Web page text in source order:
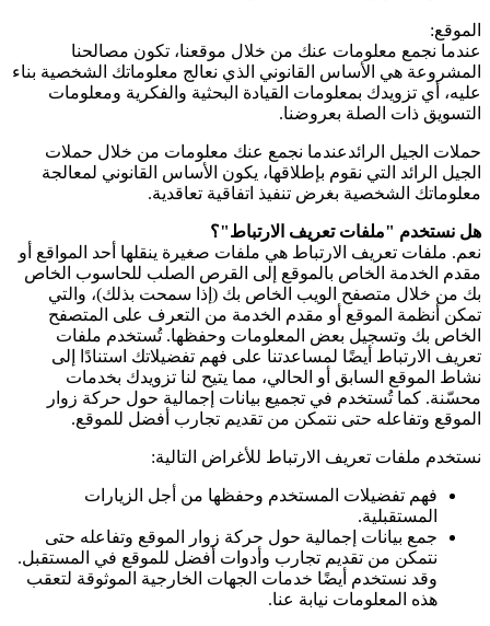
الموقع:
عندما نجمع معلومات عنك من خلال موقعنا، تكون مصالحنا
المشروعة هي الأساس القانوني الذي نعالج معلوماتك الشخصية بناء
عليه، أي تزويدك بمعلومات القيادة البحثية والفكرية ومعلومات
التسويق ذات الصلة بعروضنا.
حملات الجيل الرائدعندما نجمع عنك معلومات من خلال حملات
الجيل الرائد التي نقوم بإطلاقها، يكون الأساس القانوني لمعالجة
معلوماتك الشخصية بغرض تنفيذ اتفاقية تعاقدية.
هل نستخدم "ملفات تعريف الارتباط"؟
نعم. ملفات تعريف الارتباط هي ملفات صغيرة ينقلها أحد المواقع أو
مقدم الخدمة الخاص بالموقع إلى القرص الصلب للحاسوب الخاص
بك من خلال متصفح الويب الخاص بك (إذا سمحت بذلك)، والتي
تمكن أنظمة الموقع أو مقدم الخدمة من التعرف على المتصفح
الخاص بك وتسجيل بعض المعلومات وحفظها. تُستخدم ملفات
تعريف الارتباط أيضًا لمساعدتنا على فهم تفضيلاتك استنادًا إلى
نشاط الموقع السابق أو الحالي، مما يتيح لنا تزويدك بخدمات
محسّنة. كما تُستخدم في تجميع بيانات إجمالية حول حركة زوار
الموقع وتفاعله حتى نتمكن من تقديم تجارب أفضل للموقع.
نستخدم ملفات تعريف الارتباط للأغراض التالية:
فهم تفضيلات المستخدم وحفظها من أجل الزيارات
المستقبلية.
جمع بيانات إجمالية حول حركة زوار الموقع وتفاعله حتى
نتمكن من تقديم تجارب وأدوات أفضل للموقع في المستقبل.
وقد نستخدم أيضًا خدمات الجهات الخارجية الموثوقة لتعقب
هذه المعلومات نيابة عنا.